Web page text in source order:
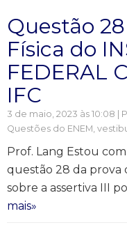
Questão
Física do
FEDERAL
IFC
3 de maio, 2023 às 10:08 |
Questões do ENEM,
Prof. Lang Estou
questão 28 da prova
sobre a assertiva III
mais»